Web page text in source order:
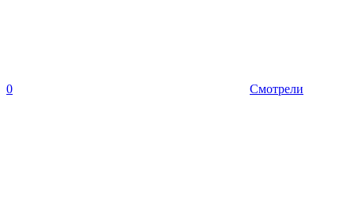
0 Смотрели